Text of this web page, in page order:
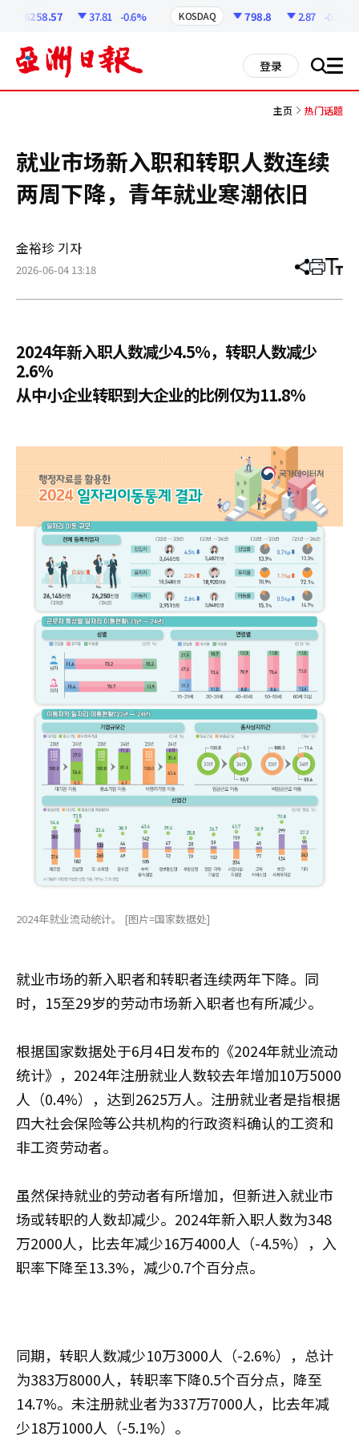
6258.57 37.81 -0.6% KOSDAQ 798.8 2.87 -0.36%
登录 搜 all
主页 热门话题
就业市场新入职和转职人数连续
两周下降，青年就业寒潮依旧
金裕珍 기자
2026-06-04 13:18 分
章
打 调
小
2024年新入职人数减少4.5%，转职人数减少
2.6%
从中小企业转职到大企业的比例仅为11.8%
2024年就业流动统计。 [图片=国家数据处]
就业市场的新入职者和转职者连续两年下降。同
时，15至29岁的劳动市场新入职者也有所减少。
根据国家数据处于6月4日发布的《2024年就业流动
统计》，2024年注册就业人数较去年增加10万5000
人（0.4%），达到2625万人。注册就业者是指根据
四大社会保险等公共机构的行政资料确认的工资和
非工资劳动者。
虽然保持就业的劳动者有所增加，但新进入就业市
场或转职的人数却减少。2024年新入职人数为348
万2000人，比去年减少16万4000人（-4.5%），入
职率下降至13.3%，减少0.7个百分点。
同期，转职人数减少10万3000人（-2.6%），总计
为383万8000人，转职率下降0.5个百分点，降至
14.7%。未注册就业者为337万7000人，比去年减
少18万1000人（-5.1%）。